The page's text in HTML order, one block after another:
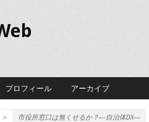
プロフィール アーカイブ
＞ 市役所窓口は無くせるか？―自治体DX―